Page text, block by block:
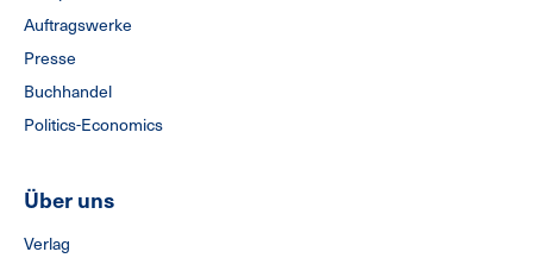
Auftragswerke
Presse
Buchhandel
Politics-Economics
Über uns
Verlag